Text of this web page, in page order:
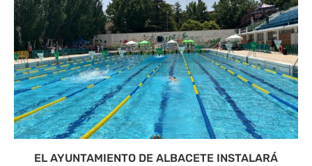
EL AYUNTAMIENTO DE ALBACETE INSTALARÁ